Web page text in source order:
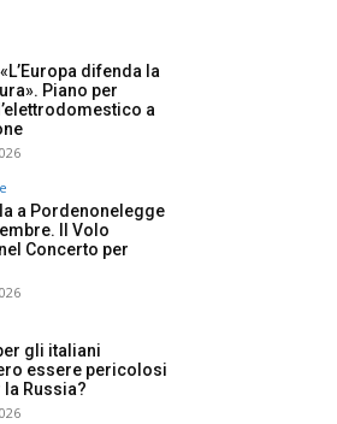
difenda la
Piano per
a
a Pordenonelegge
Il Volo
Concerto per
gli italiani
essere pericolosi
la Russia?